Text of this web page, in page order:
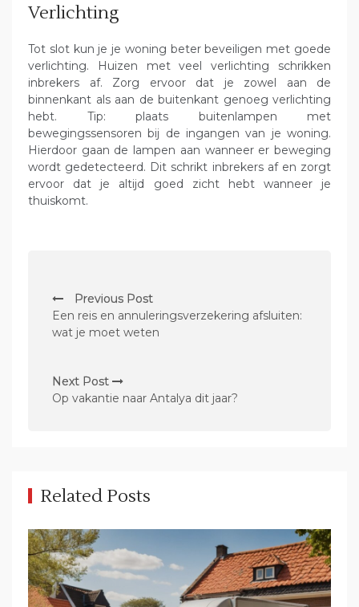
Verlichting
Tot slot kun je je woning beter beveiligen met goede
verlichting. Huizen met veel verlichting schrikken
inbrekers af. Zorg ervoor dat je zowel aan de
binnenkant als aan de buitenkant genoeg verlichting
hebt. Tip: plaats buitenlampen met
bewegingssensoren bij de ingangen van je woning.
Hierdoor gaan de lampen aan wanneer er beweging
wordt gedetecteerd. Dit schrikt inbrekers af en zorgt
ervoor dat je altijd goed zicht hebt wanneer je
thuiskomt.
o
s
n
a
a
t
i
o
n
Previous Post
Een reis en annuleringsverzekering afsluiten:
wat je moet weten
Next Post
Op vakantie naar Antalya dit jaar?
Related Posts